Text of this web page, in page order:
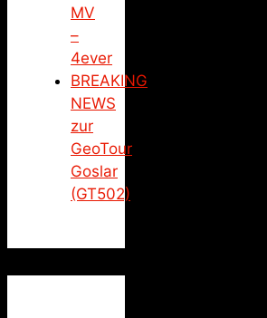
MV
–
4ever
BREAKING
NEWS
zur
GeoTour
Goslar
(GT502)